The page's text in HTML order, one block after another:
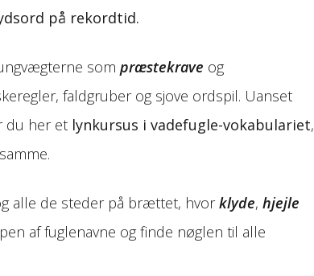
på rekordtid.
som præstekrave og
faldgruber og sjove ordspil. Uanset
du her et lynkursus i vadefugle-vokabulariet,
alle de steder på brættet, hvorklyde, hjejle
af fuglenavne og finde nøglen til alle